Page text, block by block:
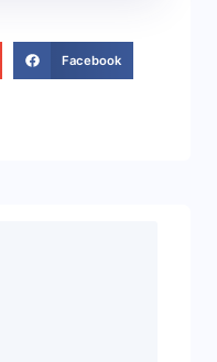
Facebook